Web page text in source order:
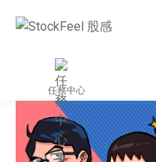
任務中心